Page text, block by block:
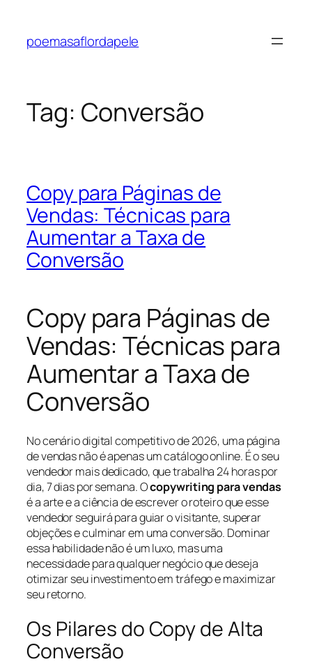
poemasaflordapele
Tag: Conversão
Copy para Páginas de
Vendas: Técnicas para
Aumentar a Taxa de
Conversão
Copy para Páginas de
Vendas: Técnicas para
Aumentar a Taxa de
Conversão
No cenário digital competitivo de 2026, uma página
de vendas não é apenas um catálogo online. É o seu
vendedor mais dedicado, que trabalha 24 horas por
dia, 7 dias por semana. Ocopywriting para vendas
é a arte e a ciência de escrever o roteiro que esse
vendedor seguirá para guiar o visitante, superar
objeções e culminar em uma conversão. Dominar
essa habilidade não é um luxo, mas uma
necessidade para qualquer negócio que deseja
otimizar seu investimento em tráfego e maximizar
seu retorno.
Os Pilares do Copy de Alta
Conversão